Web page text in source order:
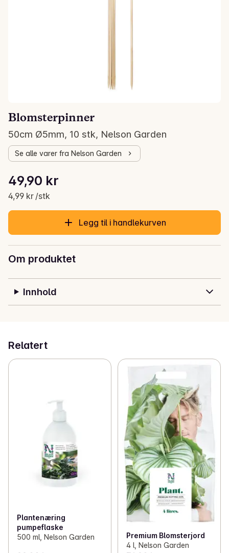
Blomsterpinner
50cm Ø5mm, 10 stk, Nelson Garden
Se alle varer fra Nelson Garden
Gjeldende pris er: 49,90 kr
49,90 kr
4,99 kr /stk
Stykkpris: 4,99 kr /stk
Legg til i handlekurven
Om produktet
Innhold
Relatert
Plantenæring
pumpeflaske
500 ml, Nelson Garden
Premium Blomsterjord
4 l, Nelson Garden